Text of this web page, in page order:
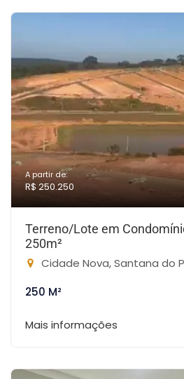
A partir de:
R$ 250.250
Terreno/Lote em
250m²
Cidade Nova, Santana do
250 M²
Mais informações